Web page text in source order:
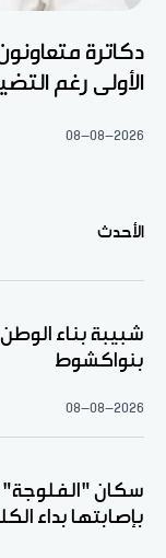
دكاترة
الأولى رغم
08-08-2026
الأحدث
بنواكشوط
08-08-2026
سكان
بإصابتها بداء